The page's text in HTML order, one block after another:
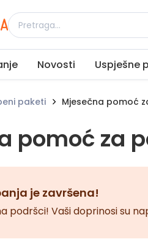
Novosti Uspješne
paketi Mjesečna pomoć
pomoć za
je završena!
podršci! Vaši doprinosi su